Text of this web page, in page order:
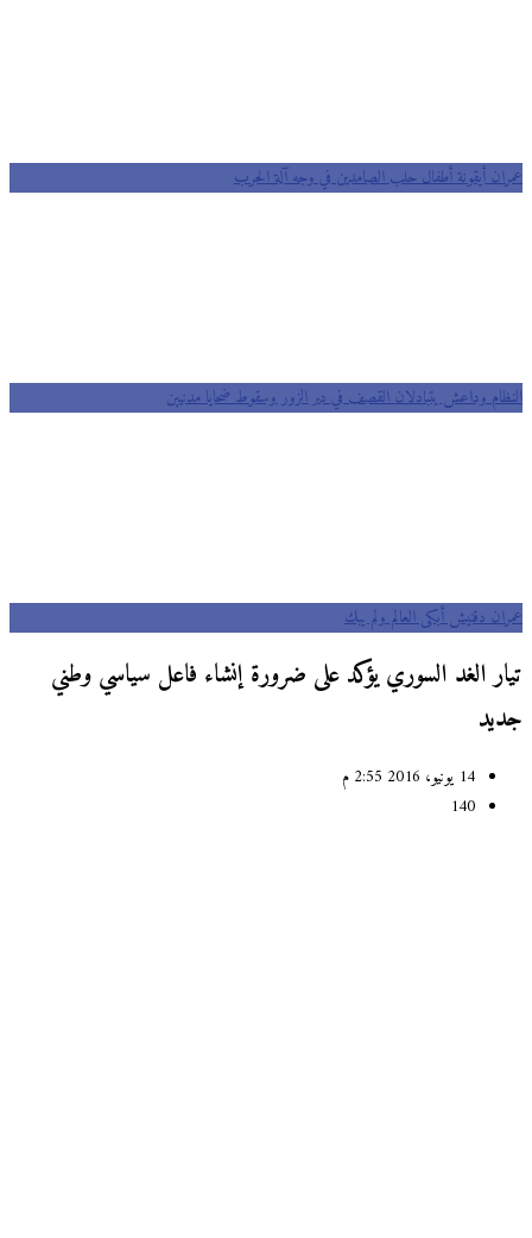
أيقونة أطفال حلب الصامدين في وجه آلة الحرب
وداعش يتبادلان القصف في دير الزور وسقوط ضحايا مدنيين
دقنيش أبكى العالم ولم يبك
الغد السوري يؤكد على ضرورة إنشاء فاعل سياسي وطني
14 يونيو، 2016 2:55 م
140